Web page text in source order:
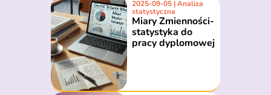
2025-09-05 | Analiza
statystyczna
Miary Zmienności-
statystyka do
pracy dyplomowej